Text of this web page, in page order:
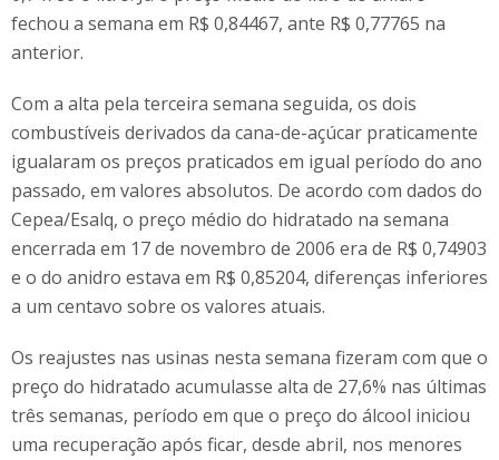
fechou a semana em R$ 0,84467, ante R$ 0,77765 na
anterior.
Com a alta pela terceira semana seguida, os dois
combustíveis derivados da cana-de-açúcar praticamente
igualaram os preços praticados em igual período do ano
passado, em valores absolutos. De acordo com dados do
Cepea/Esalq, o preço médio do hidratado na semana
encerrada em 17 de novembro de 2006 era de R$ 0,74903
e o do anidro estava em R$ 0,85204, diferenças inferiores
a um centavo sobre os valores atuais.
Os reajustes nas usinas nesta semana fizeram com que o
preço do hidratado acumulasse alta de 27,6% nas últimas
três semanas, período em que o preço do álcool iniciou
uma recuperação após ficar, desde abril, nos menores